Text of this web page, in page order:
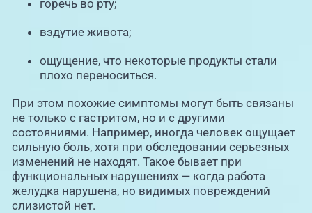
горечь во рту;
вздутие живота;
ощущение, что некоторые продукты стали
плохо переноситься.
При этом похожие симптомы могут быть связаны
не только с гастритом, но и с другими
состояниями. Например, иногда человек ощущает
сильную боль, хотя при обследовании серьезных
изменений не находят. Такое бывает при
функциональных нарушениях — когда работа
желудка нарушена, но видимых повреждений
слизистой нет.